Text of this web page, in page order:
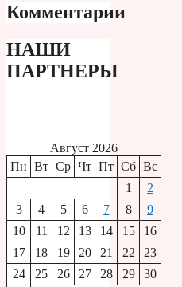
Комментарии
НАШИ
ПАРТНЕРЫ
Август 2026
Пн Вт Ср Чт Пт Сб Вс
1
2
3
4 5 6 7 8
9
10
11 12 13 14 15
16
17
18 19 20 21 22
23
24
25 26 27 28 29
30